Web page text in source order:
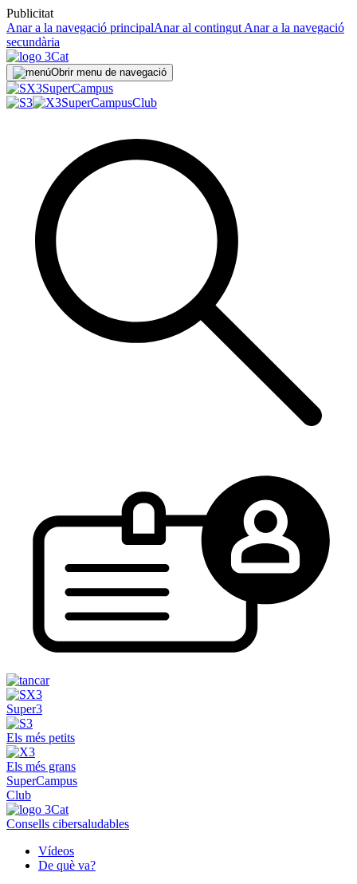
Publicitat
Anar a la navegació principalAnar al contingut Anar a la navegació
secundària
Obrir menu de navegació
SuperCampus
SuperCampusClub
Super3
Els més petits
Els més grans
SuperCampus
Club
Consells cibersaludables
Vídeos
De què va?